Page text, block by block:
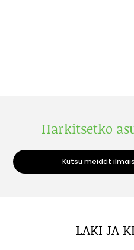
Harkitsetko
Kutsu meidät
LAKI JA